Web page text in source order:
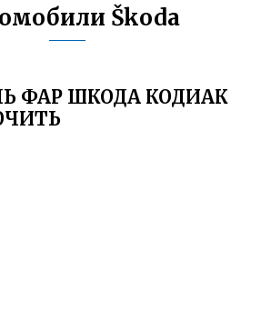
Škoda
ФАР ШКОДА КОДИАК